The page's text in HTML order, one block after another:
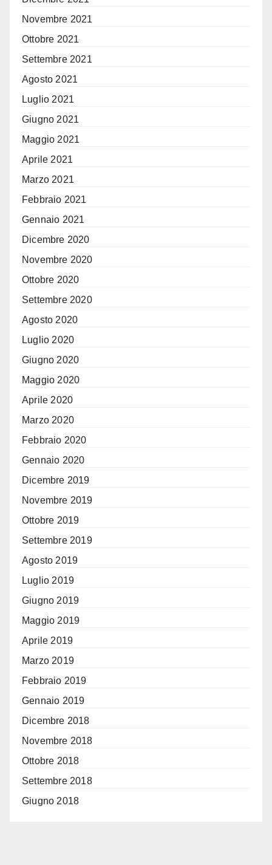
Novembre 2021
Ottobre 2021
Settembre 2021
Agosto 2021
Luglio 2021
Giugno 2021
Maggio 2021
Aprile 2021
Marzo 2021
Febbraio 2021
Gennaio 2021
Dicembre 2020
Novembre 2020
Ottobre 2020
Settembre 2020
Agosto 2020
Luglio 2020
Giugno 2020
Maggio 2020
Aprile 2020
Marzo 2020
Febbraio 2020
Gennaio 2020
Dicembre 2019
Novembre 2019
Ottobre 2019
Settembre 2019
Agosto 2019
Luglio 2019
Giugno 2019
Maggio 2019
Aprile 2019
Marzo 2019
Febbraio 2019
Gennaio 2019
Dicembre 2018
Novembre 2018
Ottobre 2018
Settembre 2018
Giugno 2018